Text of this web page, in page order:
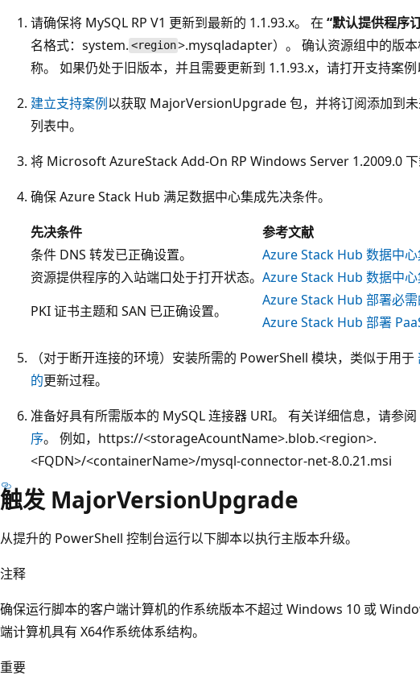
请确保将 MySQL RP V1 更新到最新的 1.1.93.x。 在 “默认提供程序
名格式：system. <region>.mysqladapter）。 确认资源组中的版本
称。 如果仍处于旧版本，并且需要更新到 1.1.93.x，请打开支持案例
建立支持案例以获取 MajorVersionUpgrade 包，并将订阅添加到未
列表中。
将 Microsoft AzureStack Add-On RP Windows Server 1.2009.0 下
确保 Azure Stack Hub 满足数据中心集成先决条件。
先决条件
参考文献
条件 DNS 转发已正确设置。
Azure Stack Hub 数据中心
资源提供程序的入站端口处于打开状态。 Azure Stack Hub 数据中
PKI 证书主题和 SAN 已正确设置。
Azure Stack Hub 部署必
Azure Stack Hub 部署
（对于断开连接的环境）安装所需的 PowerShell 模块，类似于用于
的更新过程。
准备好具有所需版本的 MySQL 连接器 URI。 有关详细信息，请参阅
序。 例如，https://<storageAcountName>.blob.<region>.
<FQDN>/<containerName>/mysql-connector-net-8.0.21.msi
触发 MajorVersionUpgrade
从提升的 PowerShell 控制台运行以下脚本以执行主版本升级。
注释
确保运行脚本的客户端计算机的作系统版本不超过 Windows 10 或
端计算机具有 X64作系统体系结构。
重要